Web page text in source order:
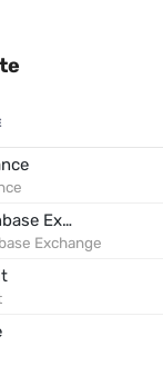
Coinbase Exchange
Exchange